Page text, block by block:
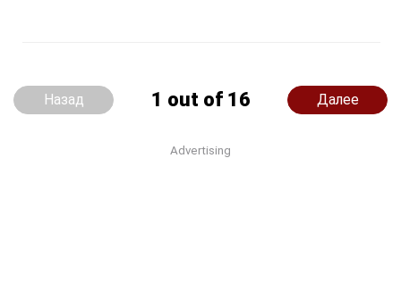
1 out of 16
Назад Далее
Advertising